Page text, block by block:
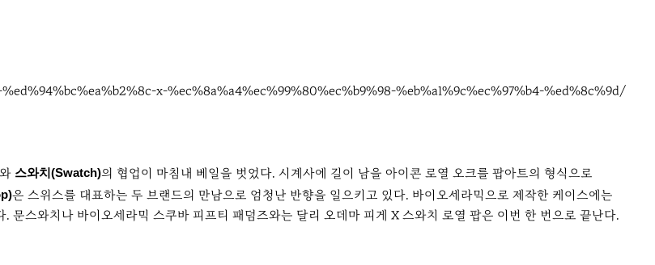
x-%ec%8a%a4%ec%99%80%ec%b9%98-%eb%a1%9c%ec%97%b4-%ed%8c%9d/
와 스와치(Swatch)의 협업이 마침내 베일을 벗었다. 시계사에 길이 남을 아이콘 로열 오크를 팝아트의 형식으로
은 스위스를 대표하는 두 브랜드의 만남으로 엄청난 반향을 일으키고 있다. 바이오세라믹으로 제작한 케이스에는
문스와치나 바이오세라믹 스쿠바 피프티 패덤즈와는 달리 오데마 피게 X 스와치 로열 팝은 이번 한 번으로 끝난다.